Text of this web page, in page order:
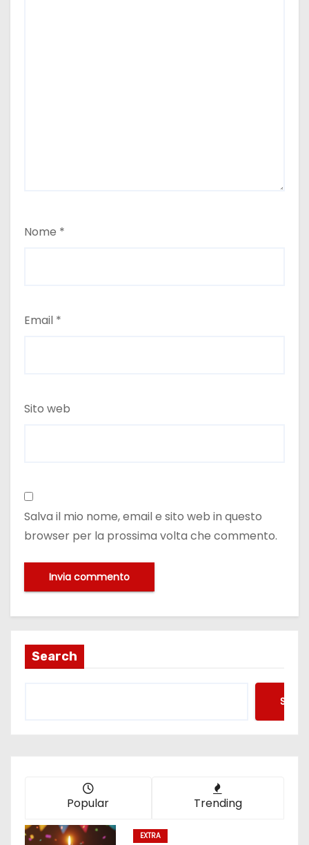
Nome *
Email *
Sito web
Salva il mio nome, email e sito web in questo
browser per la prossima volta che commento.
Search
Popular Trending
EXTRA